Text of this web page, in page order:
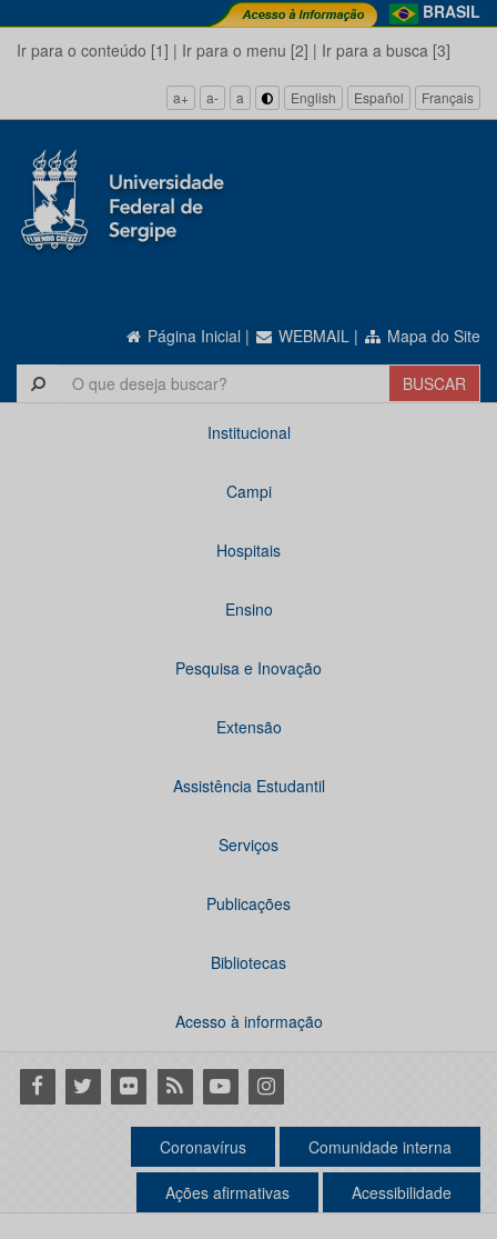
BRASIL
Ir para o conteúdo [1] | Ir para o menu [2] | Ir para a busca [3]
a+ a- a English Español Français
Página Inicial | WEBMAIL | Mapa do Site
Institucional
Campi
Hospitais
Ensino
Pesquisa e Inovação
Extensão
Assistência Estudantil
Serviços
Publicações
Bibliotecas
Acesso à informação
Facebook
Twitter Flickr RSS YoutubeInstagram
Coronavírus Comunidade interna
Ações afirmativas Acessibilidade